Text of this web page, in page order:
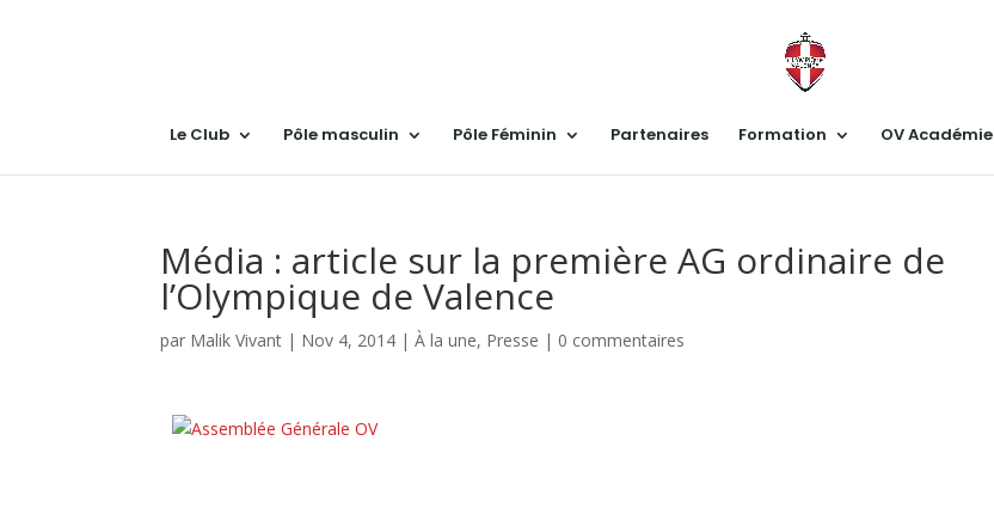
Le Club Pôle masculin Pôle Féminin Partenaires Formation OV Académie
Média : article sur la première AG ordinaire de
l’Olympique de Valence
par Malik Vivant | Nov 4, 2014 |À la une, Presse | 0 commentaires